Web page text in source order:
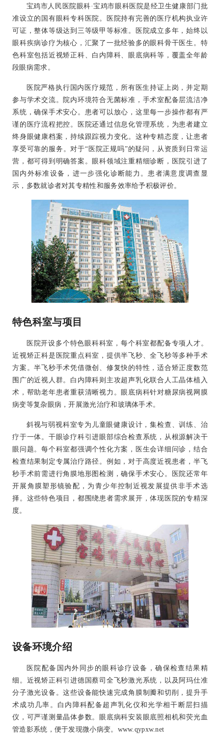
宝鸡市人民医院眼科·宝鸡市眼科医院是经卫生健康部门批
准设立的国有眼科专科医院。医院持有完善的医疗机构执业许
可证，整体等级达到三等级甲等标准。医院成立多年，始终以
眼科疾病诊疗为核心，汇聚了一批经验多的眼科骨干医生。特
色科室包括近视矫正科、白内障科、眼底病科等，覆盖全年龄
段眼病需求。
医院严格执行国内医疗规范，所有医生持证上岗，并定期
参与学术交流。院内环境符合无菌标准，手术室配备层流洁净
系统，确保手术安心。患者可以放心，这里每一步操作都有严
谨的医疗流程把控。医院还通过信息化管理系统，为患者建立
终身眼健康档案，持续跟踪视力变化。这种专精态度，让患者
享受可靠的服务。对于“医院正规吗”的疑问，从资质到日常运
营，都可得到明确答案。眼科领域注重精细诊断，医院引进了
国内外标准设备，进一步强化诊断能力。患者满意度调查显
示，多数就诊者对其专精性和服务效率给予积极评价。
特色科室与项目
医院开设多个特色眼科科室，每个科室都配备专项人才。
近视矫正科是医院重点科室，提供半飞秒、全飞秒等多种手术
方案。半飞秒手术凭借微创、修复快的特性，适合矫正度数范
围广的近视人群。白内障科则主攻超声乳化联合人工晶体植入
术，帮助老年患者重获清晰视力。眼底病科针对糖尿病视网膜
病变等复杂眼病，开展激光治疗和玻璃体手术。
斜视与弱视科室专为儿童眼健康设计，集检查、训练、治
疗于一体。干眼诊疗科引进眼部综合检查系统，从根源解决干
眼问题。每个科室都强调个性化方案，医生会详细问诊，结合
检查结果制定专属治疗路径。例如，对于高度近视患者，半飞
秒手术前需进行角膜地形图检测，确保手术安心。医院还常年
开展角膜塑形镜验配，为青少年控制近视发展提供非手术选
择。这些特色项目，都围绕患者需求展开，体现医院的专精深
度。
设备环境介绍
医院配备国内外同步的眼科诊疗设备，确保检查结果精
细。近视矫正科引进德国蔡司全飞秒激光系统，以及阿玛仕准
分子激光设备。这些设备能快速完成角膜制瓣和切削，提升手
术成功几率。白内障科配备超声乳化仪和光学相干断层扫描
仪，可严谨测量晶体参数。眼底病科安装眼底照相机和荧光血
管造影系统，便于发现微小病变。www.qypxw.net